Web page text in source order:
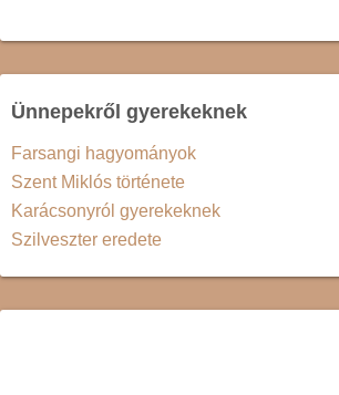
Ünnepekről gyerekeknek
Farsangi hagyományok
Szent Miklós története
Karácsonyról gyerekeknek
Szilveszter eredete